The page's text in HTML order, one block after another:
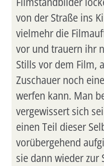
von der Straße ins
vielmehr die
vor und trauern ihr
Stills vor dem Film,
Zuschauer noch
werfen kann. Man
vergewissert sich
einen Teil dieser
vorübergehend
sie dann wieder zur